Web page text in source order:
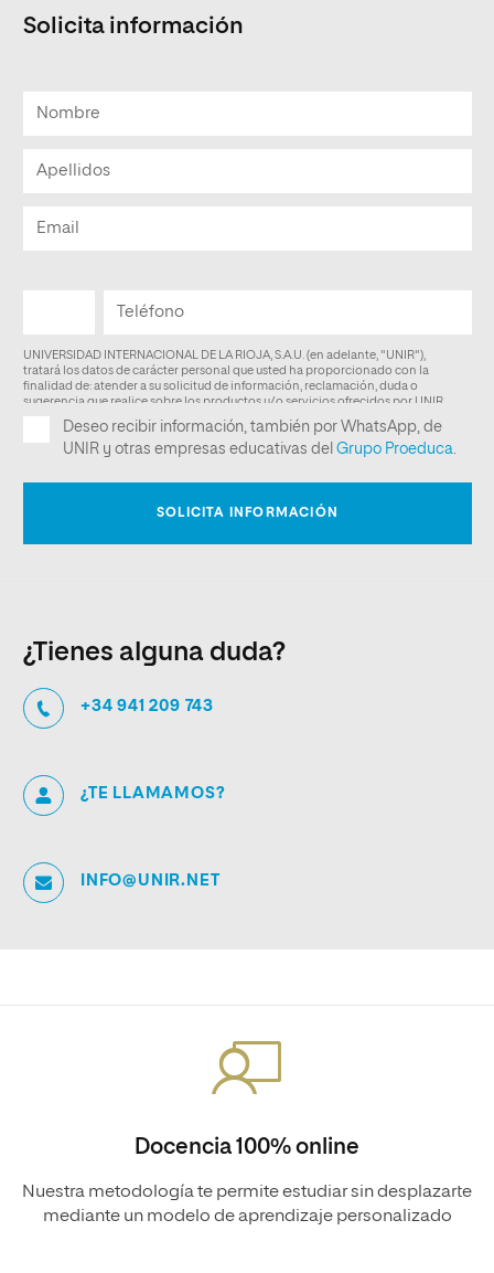
Solicita información
¿Tienes alguna duda?
+34 941 209 743
¿TE LLAMAMOS?
INFO@UNIR.NET
Docencia 100% online
Nuestra metodología te permite estudiar sin desplazarte
mediante un modelo de aprendizaje personalizado